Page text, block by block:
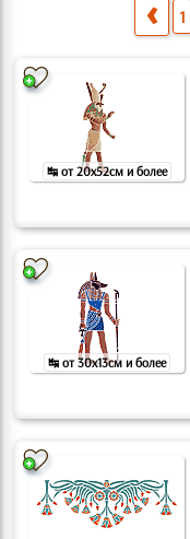
1
↹ от 20x52см и более
↹ от 30x13см и более